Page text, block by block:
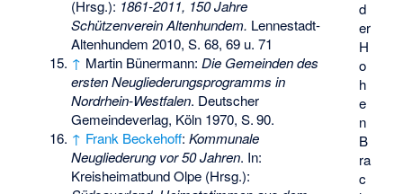
d
er
H
o
h
e
n
B
ra
c
(Hrsg.): 1861-2011, 150 Jahre
Schützenverein Altenhundem. Lennestadt-
Altenhundem 2010, S. 68, 69 u. 71
↑ Martin Bünermann:Die Gemeinden des
ersten Neugliederungsprogramms in
Nordrhein-Westfalen. Deutscher
Gemeindeverlag, Köln 1970,S.90.
↑ Frank Beckehoff:Kommunale
Neugliederung vor 50 Jahren. In:
Kreisheimatbund Olpe (Hrsg.):